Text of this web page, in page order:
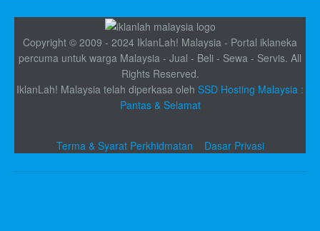
Copyright © 2009 - 2024 IklanLah! Malaysia - Portal iklaneka
percuma untuk warga Malaysia - Jual - Beli - Sewa - Servis. All
Rights Reserved.
IklanLah! Malaysia telah diperkasa oleh SSD Hosting Malaysia :
Pantas & Selamat
Terma & Syarat Perkhidmatan Dasar Privasi